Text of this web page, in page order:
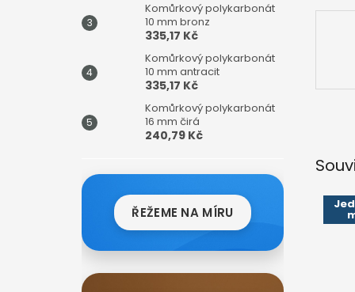
Komůrkový polykarbonát
10 mm bronz
335,17 Kč
Komůrkový polykarbonát
10 mm antracit
335,17 Kč
Komůrkový polykarbonát
16 mm čirá
240,79 Kč
ŘEŽEME NA MÍRU